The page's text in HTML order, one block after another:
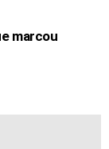
marcou